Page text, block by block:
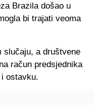
Brazila došao u
bi trajati veoma
slučaju, a društvene
račun predsjednika
ostavku.